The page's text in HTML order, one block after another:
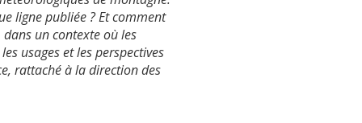
ligne publiée ? Et comment
un contexte où les
usages et les perspectives
rattaché à la direction des